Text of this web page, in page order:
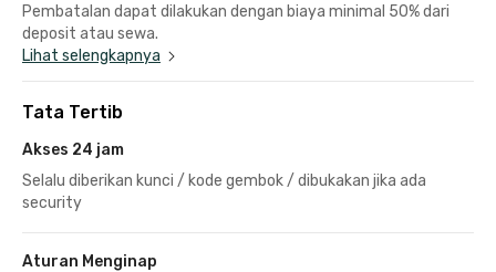
Pembatalan dapat dilakukan dengan biaya minimal 50% dari
deposit atau sewa.
Lihat selengkapnya
Tata Tertib
Akses 24 jam
Selalu diberikan kunci / kode gembok / dibukakan jika ada
security
Aturan Menginap